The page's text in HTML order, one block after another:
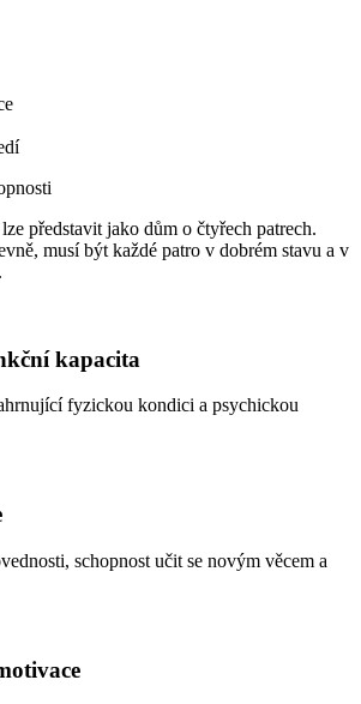
představit jako dům o čtyřech patrech.
musí být každé patro v dobrém stavu a v
kapacita
fyzickou kondici a psychickou
schopnost učit se novým věcem a